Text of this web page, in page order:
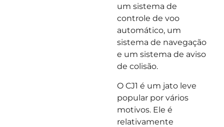
um sistema de
controle de voo
automático, um
sistema de navegação
e um sistema de aviso
de colisão.
O CJ1 é um jato leve
popular por vários
motivos. Ele é
relativamente